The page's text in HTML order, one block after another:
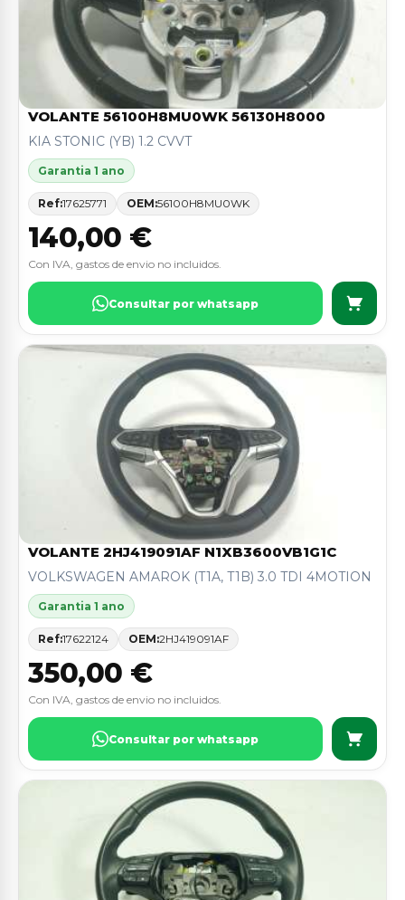
VOLANTE 56100H8MU0WK 56130H8000
KIA STONIC (YB) 1.2 CVVT
Garantia 1 ano
Ref:17625771 OEM:56100H8MU0WK
140,00 €
Con IVA, gastos de envio no incluidos.
Consultar por whatsapp
VOLANTE 2HJ419091AF N1XB3600VB1G1C
VOLKSWAGEN AMAROK (T1A, T1B) 3.0 TDI 4MOTION
Garantia 1 ano
Ref:17622124 OEM:2HJ419091AF
350,00 €
Con IVA, gastos de envio no incluidos.
Consultar por whatsapp